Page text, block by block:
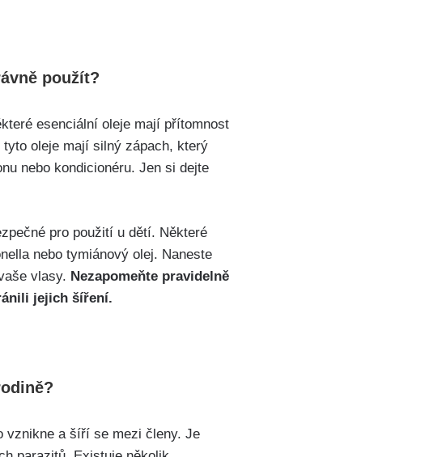
použít?
esenciální oleje mají přítomnost
oleje mají silný zápach, který
nebo kondicionéru. Jen si dejte
pro použití u dětí. Některé
nebo tymiánový olej. Naneste
vlasy. Nezapomeňte pravidelně
jejich šíření.
vznikne a šíří se mezi členy. Je